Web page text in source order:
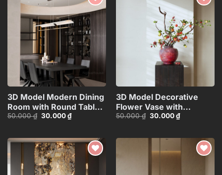
Add to
wishlist
3D Model Modern Dining
Room with Round Table –
3ds Max_109796685
50.000₫ Giá
30.000₫Giá
hiện
30.000 ₫.
Add to
wishlist
3D Model Decorative
Flower Vase with
Branches – 3ds
50.000₫ Giá
30.000₫Giá
hiện
30.000 ₫.
Add to
wishlist